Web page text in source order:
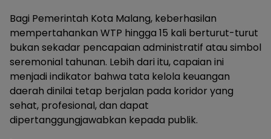
Bagi Pemerintah Kota Malang, keberhasilan
mempertahankan WTP hingga 15 kali berturut-turut
bukan sekadar pencapaian administratif atau simbol
seremonial tahunan. Lebih dari itu, capaian ini
menjadi indikator bahwa tata kelola keuangan
daerah dinilai tetap berjalan pada koridor yang
sehat, profesional, dan dapat
dipertanggungjawabkan kepada publik.